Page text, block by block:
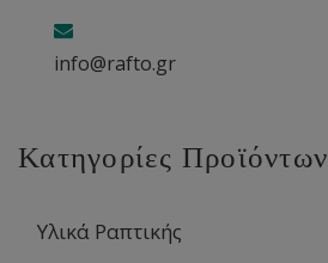
info@rafto.gr
Κατηγορίες Προϊόντων
Υλικά Ραπτικής